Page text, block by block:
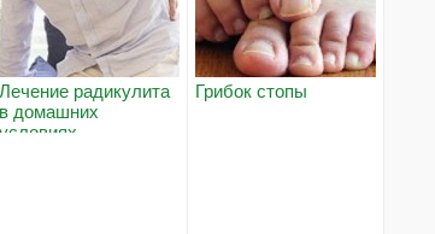
Лечение радикулита
в домашних
условиях
Грибок стопы